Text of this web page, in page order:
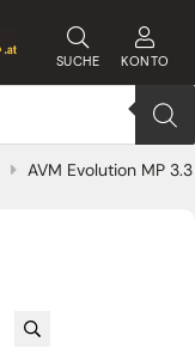
SUCHE KONTO
AVM Evolution MP 3.3